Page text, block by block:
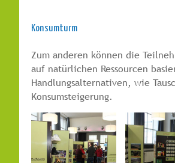
Konsumturm
Zum anderen können die
auf natürlichen Ressourcen
Handlungsalternativen, wie
Konsumsteigerung.